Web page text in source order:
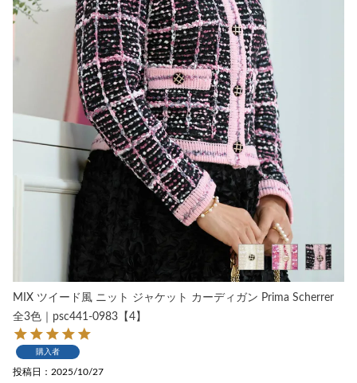
MIX ツイード風 ニット ジャケット カーディガン Prima Scherrer
全3色｜psc441-0983【4】
購入者
投稿日 2025/10/27